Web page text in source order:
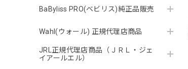
BaByliss PRO(ベビリス)純正品販売
Wahl(ウォール) 正規代理店商品
JRL正規代理店商品（ＪＲＬ・ジェ
イアールエル）